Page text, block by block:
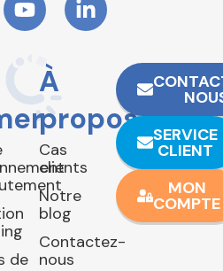
de
À
propos
Cas
clients
Notre
blog
Contactez-
nous
SERVICE
CLIENT
MON
COMPTE